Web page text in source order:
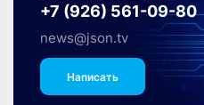
+7 (926) 561-09-80
news@json.tv
Написать